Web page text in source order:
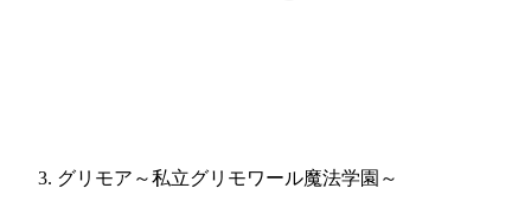
グリモア～私立グリモワール魔法学園～